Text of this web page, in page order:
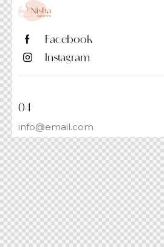
Facebook
Instagram
04
info@email.com